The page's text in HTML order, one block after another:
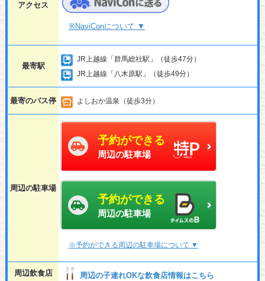
アクセス
※NaviConについて ▼
最寄駅
JR上越線「群馬総社駅」（徒歩47分）
JR上越線「八木原駅」（徒歩49分）
最寄のバス停 よしおか温泉（徒歩3分）
周辺の駐車場
予約ができる
周辺の駐車場
予約ができる
周辺の駐車場
※予約ができる周辺の駐車場について ▼
周辺飲食店 周辺の子連れOKな飲食店情報はこちら